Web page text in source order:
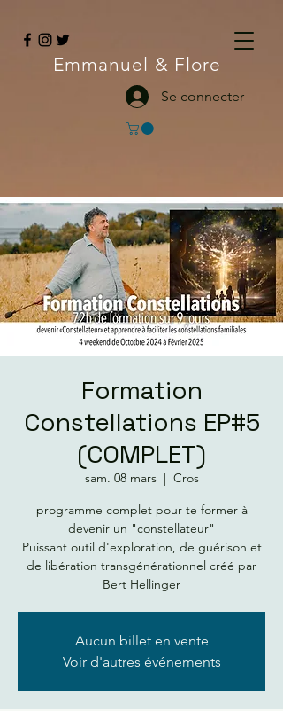
Emmanuel & Flore
Se connecter
Formation
Constellations EP#5
(COMPLET)
sam. 08 mars
  |
Cros
programme complet pour te former à
devenir un "constellateur"
Puissant outil d'exploration, de guérison et
de libération transgénérationnel créé par
Bert Hellinger
Aucun billet en vente
Voir d'autres événements